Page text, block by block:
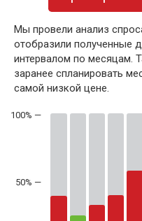
Мы провели анализ
отобразили полученные
интервалом по месяцам.
заранее спланировать
самой низкой цене.
50% —